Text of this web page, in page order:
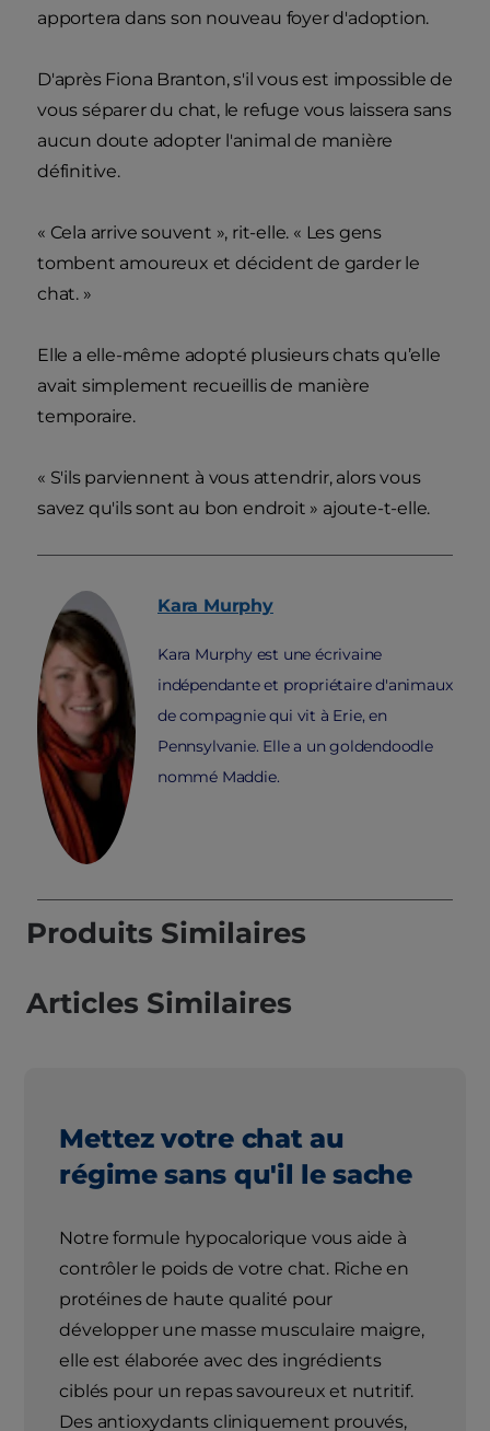
apportera dans son nouveau foyer d'adoption.
D'après Fiona Branton, s'il vous est impossible de
vous séparer du chat, le refuge vous laissera sans
aucun doute adopter l'animal de manière
définitive.
« Cela arrive souvent », rit-elle. « Les gens
tombent amoureux et décident de garder le
chat. »
Elle a elle-même adopté plusieurs chats qu’elle
avait simplement recueillis de manière
temporaire.
« S'ils parviennent à vous attendrir, alors vous
savez qu'ils sont au bon endroit » ajoute-t-elle.
Kara Murphy
Kara Murphy est une écrivaine
indépendante et propriétaire d'animaux
de compagnie qui vit à Erie, en
Pennsylvanie. Elle a un goldendoodle
nommé Maddie.
Produits Similaires
Articles Similaires
Mettez votre chat au
régime sans qu'il le sache
Notre formule hypocalorique vous aide à
contrôler le poids de votre chat. Riche en
protéines de haute qualité pour
développer une masse musculaire maigre,
elle est élaborée avec des ingrédients
ciblés pour un repas savoureux et nutritif.
Des antioxydants cliniquement prouvés,